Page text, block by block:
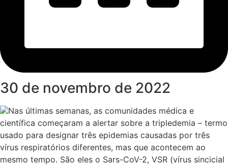
30 de novembro de 2022
Nas últimas semanas, as comunidades médica e
científica começaram a alertar sobre a tripledemia – termo
usado para designar três epidemias causadas por três
vírus respiratórios diferentes, mas que acontecem ao
mesmo tempo. São eles o Sars-CoV-2, VSR (vírus sincicial